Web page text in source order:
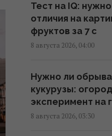
маршруты
нашли выход
02:18 суббота, 08 августа
Турция
о взаимной
01:44 суббота, 08 августа
Тест на IQ:
отличия на
фруктов за 7 с
8 августа 2026, 04:00
Нужно ли
кукурузы:
эксперимент на
8 августа 2026, 03:30